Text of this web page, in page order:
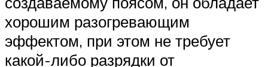
хорошим разогревающим
эффектом, при этом не требует
какой-либо разрядки от